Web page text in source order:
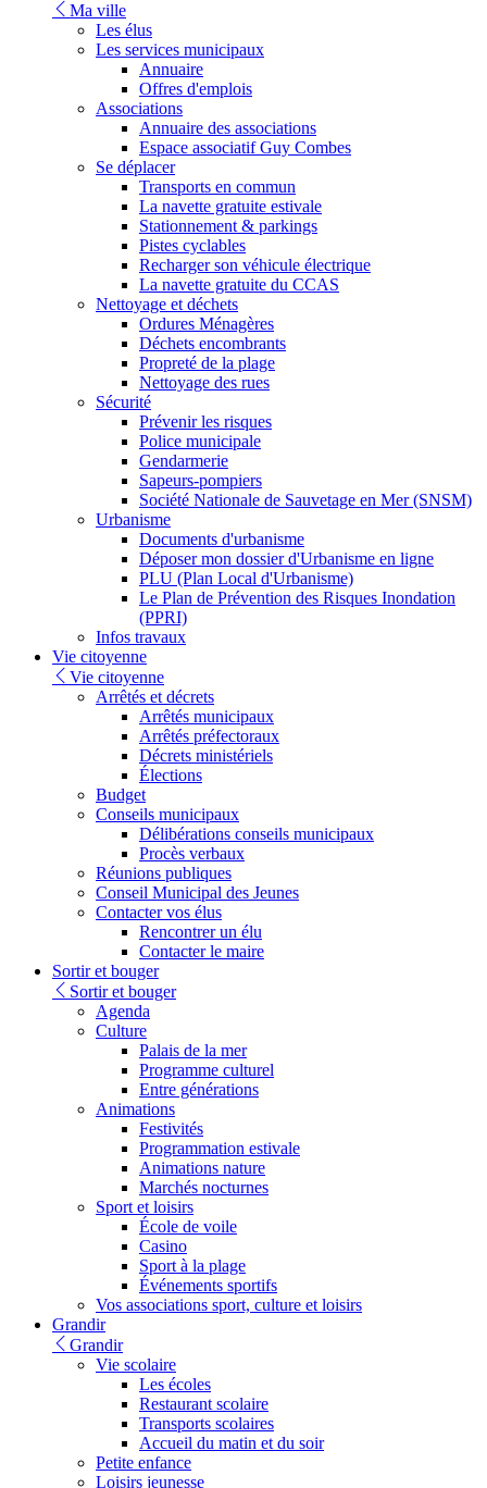
Ma ville
Les élus
Les services municipaux
Annuaire
Offres d'emplois
Associations
Annuaire des associations
Espace associatif Guy Combes
Se déplacer
Transports en commun
La navette gratuite estivale
Stationnement & parkings
Pistes cyclables
Recharger son véhicule électrique
La navette gratuite du CCAS
Nettoyage et déchets
Ordures Ménagères
Déchets encombrants
Propreté de la plage
Nettoyage des rues
Sécurité
Prévenir les risques
Police municipale
Gendarmerie
Sapeurs-pompiers
Société Nationale de Sauvetage en Mer (SNSM)
Urbanisme
Documents d'urbanisme
Déposer mon dossier d'Urbanisme en ligne
PLU (Plan Local d'Urbanisme)
Le Plan de Prévention des Risques Inondation
(PPRI)
Infos travaux
Vie citoyenne
Vie citoyenne
Arrêtés et décrets
Arrêtés municipaux
Arrêtés préfectoraux
Décrets ministériels
Élections
Budget
Conseils municipaux
Délibérations conseils municipaux
Procès verbaux
Réunions publiques
Conseil Municipal des Jeunes
Contacter vos élus
Rencontrer un élu
Contacter le maire
Sortir et bouger
Sortir et bouger
Agenda
Culture
Palais de la mer
Programme culturel
Entre générations
Animations
Festivités
Programmation estivale
Animations nature
Marchés nocturnes
Sport et loisirs
École de voile
Casino
Sport à la plage
Événements sportifs
Vos associations sport, culture et loisirs
Grandir
Grandir
Vie scolaire
Les écoles
Restaurant scolaire
Transports scolaires
Accueil du matin et du soir
Petite enfance
Loisirs jeunesse